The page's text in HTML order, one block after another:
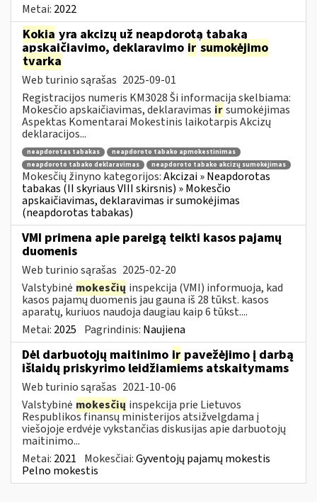
Metai: 2022
Kokia yra akcizų už neapdorotą tabaką
apskaičiavimo, deklaravimo ir sumokėjimo
tvarka
Web turinio sąrašas 2025-09-01
Registracijos numeris KM3028 Ši informacija skelbiama:
Mokesčio apskaičiavimas, deklaravimas irsumokėjimas
Aspektas Komentarai Mokestinis laikotarpis Akcizų
deklaracijos...
neapdorotas tabakas
neapdoroto tabako apmokestinimas
neapdoroto tabako deklaravimas
neapdoroto tabako akcizų sumokėjimas
Mokesčių žinyno kategorijos:Akcizai » Neapdorotas
tabakas (II skyriaus VIII skirsnis) » Mokesčio
apskaičiavimas, deklaravimas ir sumokėjimas
(neapdorotas tabakas)
VMI primena apie pareigą teikti kasos pajamų
duomenis
Web turinio sąrašas 2025-02-20
Valstybinė mokesčių inspekcija (VMI) informuoja, kad
kasos pajamų duomenis jau gauna iš 28 tūkst. kasos
aparatų, kuriuos naudoja daugiau kaip 6 tūkst....
Metai: 2025 Pagrindinis: Naujiena
Dėl darbuotojų maitinimo ir pavežėjimo į darbą
išlaidų priskyrimo leidžiamiems atskaitymams
Web turinio sąrašas 2021-10-06
Valstybinė mokesčių inspekcija prie Lietuvos
Respublikos finansų ministerijos atsižvelgdama į
viešojoje erdvėje vykstančias diskusijas apie darbuotojų
maitinimo...
Metai: 2021 Mokesčiai:Gyventojų pajamų mokestis
Pelno mokestis